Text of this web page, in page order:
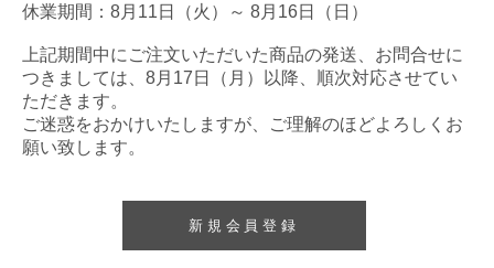
休業期間：8月11日（火）～ 8月16日（日）
上記期間中にご注文いただいた商品の発送、お問合せに
つきましては、8月17日（月）以降、順次対応させてい
ただきます。
ご迷惑をおかけいたしますが、ご理解のほどよろしくお
願い致します。
新規会員登録